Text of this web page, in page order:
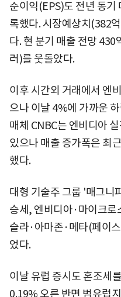
순이익(EPS)도 전년 동
록했다. 시장예상치(382
다. 현 분기 매출 전망
러)를 웃돌았다.
이후 시간외 거래에서 엔
으나 이날 4%에 가까운
매체 CNBC는 엔비디아
있으나 매출 증가폭은 최
했다.
대형 기술주 그룹 '매그니
승세, 엔비디아·마이크
슬라·아마존·메타(페이
었다.
이날 유럽 증시도 혼조세
0.19% 오른 반면 범유럽